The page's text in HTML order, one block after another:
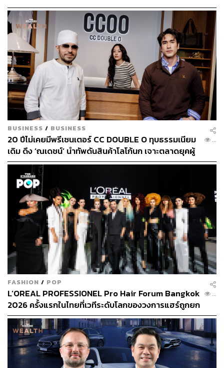
ABOUT THE AUTHOR
THE STANDARD WEALTH
สำนักข่าวเศรษฐกิจ ธุรกิจ และการลงทุน โดย
ทีมข่าว THE STANDARD
BUSINESS / BUSINESS
20 ปีไม่เคยมีพรีเซนเตอร์ CC DOUBLE O ทุบธรรมเนียม
เดิม ดึง ‘ณเดชน์’ นำทัพดันสินค้าโลโก้นก เจาะตลาดยุคผู้
บริโภคเน้นความคุ้มค่า
...
FASHION / POP
L’OREAL PROFESSIONEL Pro Hair Forum Bangkok
2026 ครั้งแรกในไทยที่เวทีระดับโลกของวงการแฮร์ถูกยก
มาไว้กลางกรุงเทพฯ [Advertorial]
...